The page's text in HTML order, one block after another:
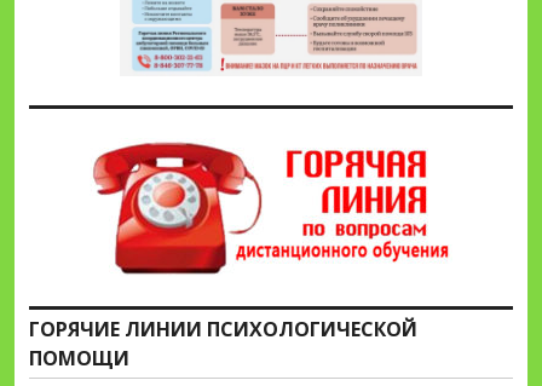
ГОРЯЧИЕ ЛИНИИ ПСИХОЛОГИЧЕСКОЙ
ПОМОЩИ